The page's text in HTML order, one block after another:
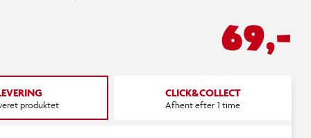
69,-
produktet
CLICK&COLLECT
Afhent efter 1 time